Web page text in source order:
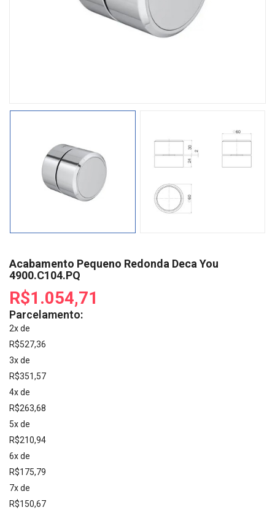
Acabamento Pequeno Redonda Deca You
4900.C104.PQ
R$1.054,71
Parcelamento:
2x de
R$527,36
3x de
R$351,57
4x de
R$263,68
5x de
R$210,94
6x de
R$175,79
7x de
R$150,67